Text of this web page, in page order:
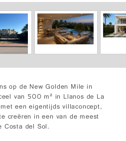
op de New Golden Mile in
van 500 m² in Llanos de La
een eigentijds villaconcept,
creëren in een van de meest
Costa del Sol.